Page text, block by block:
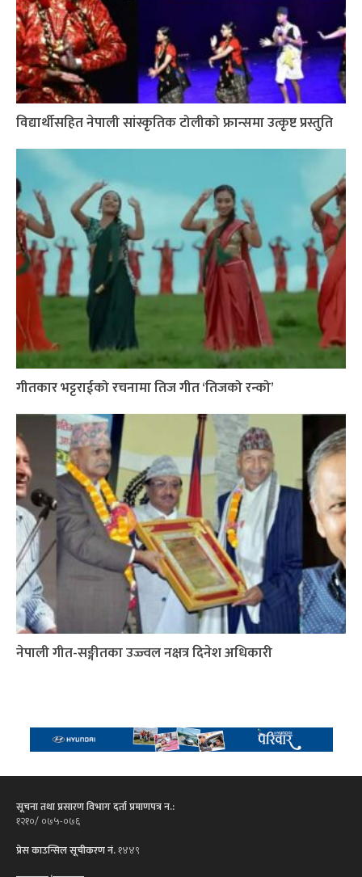
विद्यार्थीसहित नेपाली सांस्कृतिक टोलीको फ्रान्समा उत्कृष्ट प्रस्तुति
गीतकार भट्टराईको रचनामा तिज गीत ‘तिजको रन्को’
नेपाली गीत-सङ्गीतका उज्ज्वल नक्षत्र दिनेश अधिकारी
सूचना तथा प्रसारण विभाग दर्ता प्रमाणपत्र न.:
१२१०/ ०७५-०७६
प्रेस काउन्सिल सूचीकरण नं.१४४९